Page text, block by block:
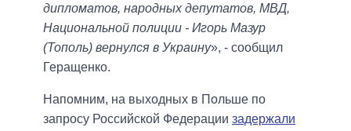
дипломатов, народных депутатов, МВД,
Национальной полиции - Игорь Мазур
(Тополь) вернулся в Украину», - сообщил
Геращенко.
Напомним, на выходных в Польше по
запросу Российской Федерации задержали